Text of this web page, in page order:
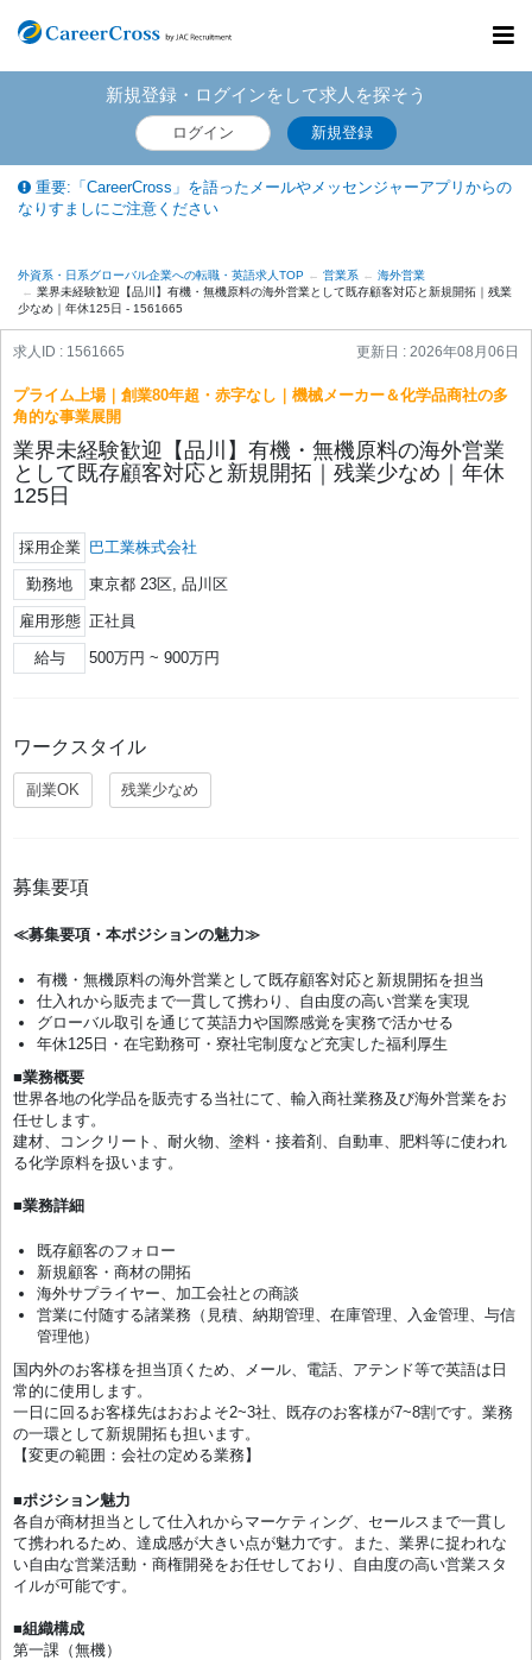
新規登録・ログインをして求人を探そう
ログイン 新規登録
重要:「CareerCross」を語ったメールやメッセンジャーアプリからの
なりすましにご注意ください
外資系・日系グローバル企業への転職・英語求人TOP 営業系
海外営業
業界未経験歓迎【品川】有機・無機原料の海外営業として既存顧客対応と新規開拓｜残業
少なめ｜年休125日 - 1561665
求人ID : 1561665 更新日 : 2026年08月06日
プライム上場｜創業80年超・赤字なし｜機械メーカー＆化学品商社の多
角的な事業展開
業界未経験歓迎【品川】有機・無機原料の海外営業
として既存顧客対応と新規開拓｜残業少なめ｜年休
125日
採用企業 巴工業株式会社
勤務地 東京都 23区, 品川区
雇用形態 正社員
給与 500万円 ~ 900万円
ワークスタイル
副業OK 残業少なめ
募集要項
≪募集要項・本ポジションの魅力≫
有機・無機原料の海外営業として既存顧客対応と新規開拓を担当
仕入れから販売まで一貫して携わり、自由度の高い営業を実現
グローバル取引を通じて英語力や国際感覚を実務で活かせる
年休125日・在宅勤務可・寮社宅制度など充実した福利厚生
■業務概要
世界各地の化学品を販売する当社にて、輸入商社業務及び海外営業をお
任せします。
建材、コンクリート、耐火物、塗料・接着剤、自動車、肥料等に使われ
る化学原料を扱います。
■業務詳細
既存顧客のフォロー
新規顧客・商材の開拓
海外サプライヤー、加工会社との商談
営業に付随する諸業務（見積、納期管理、在庫管理、入金管理、与信
管理他）
国内外のお客様を担当頂くため、メール、電話、アテンド等で英語は日
常的に使用します。
一日に回るお客様先はおおよそ2~3社、既存のお客様が7~8割です。業務
の一環として新規開拓も担います。
【変更の範囲：会社の定める業務】
■ポジション魅力
各自が商材担当として仕入れからマーケティング、セールスまで一貫し
て携われるため、達成感が大きい点が魅力です。また、業界に捉われな
い自由な営業活動・商権開発をお任せしており、自由度の高い営業スタ
イルが可能です。
■組織構成
第一課（無機）